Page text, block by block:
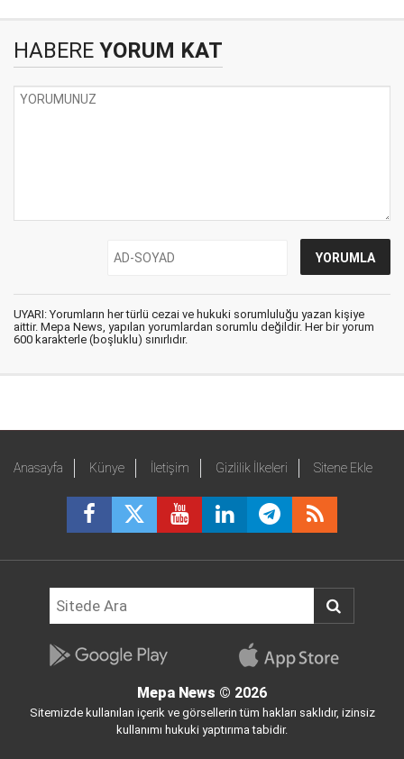
HABERE YORUM KAT
UYARI: Yorumların her türlü cezai ve hukuki sorumluluğu yazan kişiye
aittir. Mepa News, yapılan yorumlardan sorumlu değildir. Her bir yorum
600 karakterle (boşluklu) sınırlıdır.
Anasayfa Künye İletişim Gizlilik İlkeleri Sitene Ekle
Mepa News © 2026
Sitemizde kullanılan içerik ve görsellerin tüm hakları saklıdır, izinsiz
kullanımı hukuki yaptırıma tabidir.